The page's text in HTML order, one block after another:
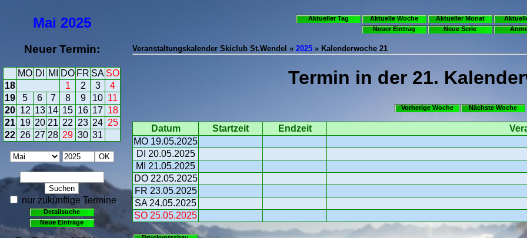
Mai 2025
Neuer Termin:
MO DI MI DO FR SA SO
18
1 2 3
4
19
5 6 7 8 9 10 11
20 12 13 14 15 16 17 18
21 19 20 21 22 23 24 25
22 26 27 28 29 30 31
nur zukünftige Termine
Detailsuche
Neue Einträge
Aktueller Tag Aktuelle Woche Aktueller Monat
Neuer Eintrag
Neue Serie
Veranstaltungskalender Skiclub St.Wendel » 2025 » Kalenderwoche 21
Termin in der 21.
Vorherige Woche Nächste Woche
Datum Startzeit Endzeit
MO 19.05.2025
DI 20.05.2025
MI 21.05.2025
DO 22.05.2025
FR 23.05.2025
SA 24.05.2025
SO 25.05.2025